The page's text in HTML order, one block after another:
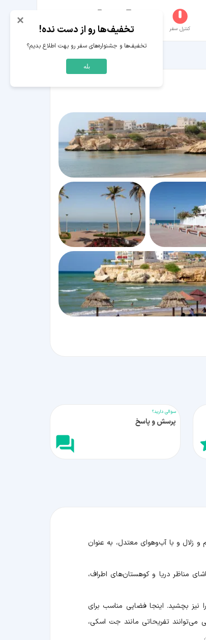
کنترل سفر عکاسخانه سفر‌های من حساب کاربری
سوالی دارید؟
پرسش و پاسخ
زلال و با آب‌وهوای معتدل، به عنوان
مناظر دریا و کوهستان‌های اطراف،
نیز بچشید. اینجا فضایی مناسب برای
تفریحاتی مانند جت اسکی،
×
تخفیف‌ها رو از دست نده!
تخفیف‌ها و جشنواره‌های سفر رو بهت اطلاع بدیم؟
بله